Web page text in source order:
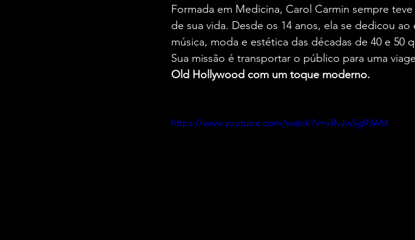
Formada em Medicina, Carol Carmin sempre
de sua vida. Desde os 14 anos, ela se dedicou
música, moda e estética das décadas de 40 e 50
Sua missão é transportar o público para uma
Old Hollywood com um toque moderno.
https://www.youtube.com/watch?v=xRvJwSg93AM